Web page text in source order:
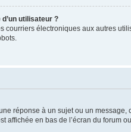
utilisateur ?
électroniques aux autres
réponse à un sujet ou un
en bas de l’écran du forum